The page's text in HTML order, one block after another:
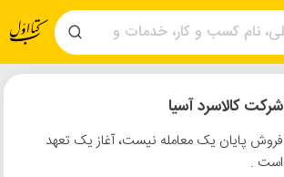
شرکت کالاسرد آسیا
فروش پایان یک معامله نیست، آغاز یک تعهد
است .